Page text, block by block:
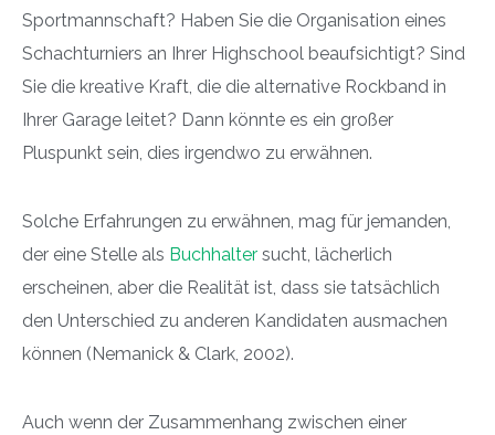
Sportmannschaft? Haben Sie die Organisation eines
Schachturniers an Ihrer Highschool beaufsichtigt? Sind
Sie die kreative Kraft, die die alternative Rockband in
Ihrer Garage leitet? Dann könnte es ein großer
Pluspunkt sein, dies irgendwo zu erwähnen.
Solche Erfahrungen zu erwähnen, mag für jemanden,
der eine Stelle als Buchhalter sucht, lächerlich
erscheinen, aber die Realität ist, dass sie tatsächlich
den Unterschied zu anderen Kandidaten ausmachen
können (Nemanick & Clark, 2002).
Auch wenn der Zusammenhang zwischen einer